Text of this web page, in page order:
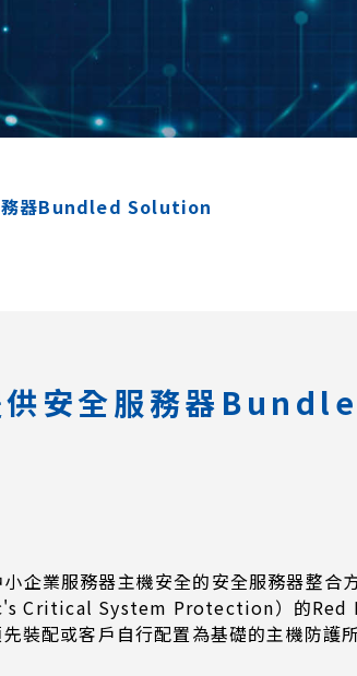
務器Bundled Solution
安全服務器
業服務器主機安全的安全服務器整合
Critical System Protection）的
裝配或客戶自行配置為基礎的主機防護